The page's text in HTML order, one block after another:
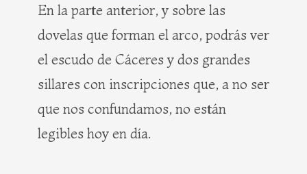
En la parte anterior, y sobre las
dovelas que forman el arco, podrás ver
el escudo de Cáceres y dos grandes
sillares con inscripciones que, a no ser
que nos confundamos, no están
legibles hoy en día.